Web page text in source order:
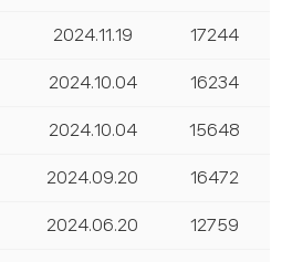
2024.11.19 17244
2024.10.04 16234
2024.10.04 15648
2024.09.20 16472
2024.06.20 12759